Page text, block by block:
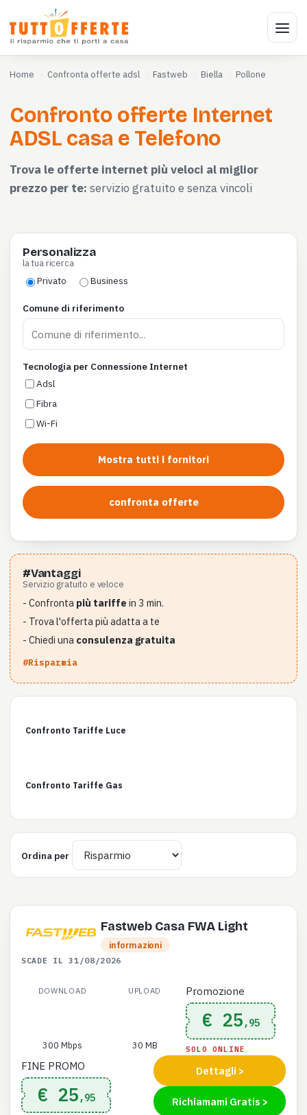
Home Confronta offerte adsl Fastweb Biella Pollone
Confronto offerte Internet
ADSL casa e Telefono
Trova le offerte internet più veloci al miglior
prezzo per te: servizio gratuito e senza vincoli
Personalizza
la tua ricerca
Privato Business
Comune di riferimento
Tecnologia per Connessione Internet
Adsl
Fibra
Wi-Fi
Mostra tutti i fornitori
confronta offerte
#Vantaggi
Servizio gratuito e veloce
- Confronta più tariffe in 3 min.
- Trova l'offerta più adatta a te
- Chiedi una consulenza gratuita
#Risparmia
Confronto Tariffe Luce
Confronto Tariffe Gas
Ordina per
Fastweb Casa FWA Light
informazioni
SCADE IL 31/08/2026
DOWNLOAD
300 Mbps
UPLOAD
30 MB
Promozione
€ 25 ,95
SOLO ONLINE
FINE PROMO
€ 25 ,95
Dettagli >
Richiamami Gratis >